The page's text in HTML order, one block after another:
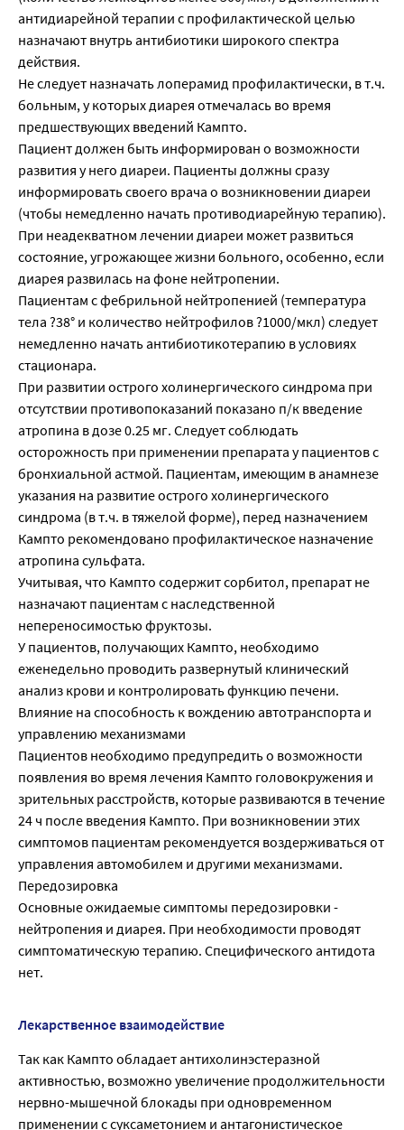
антидиарейной терапии с профилактической целью
назначают внутрь антибиотики широкого спектра
действия.
Не следует назначать лоперамид профилактически, в т.ч.
больным, у которых диарея отмечалась во время
предшествующих введений Кампто.
Пациент должен быть информирован о возможности
развития у него диареи. Пациенты должны сразу
информировать своего врача о возникновении диареи
(чтобы немедленно начать противодиарейную терапию).
При неадекватном лечении диареи может развиться
состояние, угрожающее жизни больного, особенно, если
диарея развилась на фоне нейтропении.
Пациентам с фебрильной нейтропенией (температура
тела ?38° и количество нейтрофилов ?1000/мкл) следует
немедленно начать антибиотикотерапию в условиях
стационара.
При развитии острого холинергического синдрома при
отсутствии противопоказаний показано п/к введение
атропина в дозе 0.25 мг. Следует соблюдать
осторожность при применении препарата у пациентов с
бронхиальной астмой. Пациентам, имеющим в анамнезе
указания на развитие острого холинергического
синдрома (в т.ч. в тяжелой форме), перед назначением
Кампто рекомендовано профилактическое назначение
атропина сульфата.
Учитывая, что Кампто содержит сорбитол, препарат не
назначают пациентам с наследственной
непереносимостью фруктозы.
У пациентов, получающих Кампто, необходимо
еженедельно проводить развернутый клинический
анализ крови и контролировать функцию печени.
Влияние на способность к вождению автотранспорта и
управлению механизмами
Пациентов необходимо предупредить о возможности
появления во время лечения Кампто головокружения и
зрительных расстройств, которые развиваются в течение
24 ч после введения Кампто. При возникновении этих
симптомов пациентам рекомендуется воздерживаться от
управления автомобилем и другими механизмами.
Передозировка
Основные ожидаемые симптомы передозировки -
нейтропения и диарея. При необходимости проводят
симптоматическую терапию. Специфического антидота
нет.
Лекарственное взаимодействие
Так как Кампто обладает антихолинэстеразной
активностью, возможно увеличение продолжительности
нервно-мышечной блокады при одновременном
применении с суксаметонием и антагонистическое